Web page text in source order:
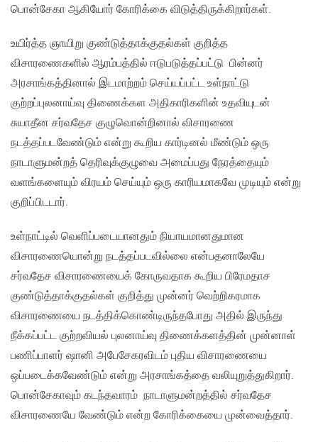
பொன்சேகா ஆகியோர் கோரிக்கை விடுத்திருக்கிறார்கள்.
உயிர்த்த ஞாயிறு குண்டுத்தாக்குதல்கள் குறித்த
விசாரணைகளில் ஆரம்பத்தில் ஈடுபடுத்தப்பட்டு பின்னர்
அரசாங்கத்தினால் இடமாற்றம் செய்யப்பட்ட உள்நாட்டு
குற்றப்புலனாய்வு திணைக்கள அதிகாரிகளின் உதவியுடன்
சுயாதீன சர்வதேச குழுவொன்றினால் விசாரணை
நடத்தப்படவேண்டும் என்று கூறிய கார்டினல் மீண்டும் ஒரு
நாடாளுமன்றத் தெரிவுக்குழுவை அமைப்பது நேரத்தையும்
வளங்களையும் விரயம் செய்யும் ஒரு காரியமாகவே முடியும் என்று
குறிப்பிடடார்.
உள்நாட்டில் வெளிப்படையானதும் நியாயமானதுமான
விசாரணையொன்று நடத்தப்படவில்லை என்பதனாலேயே
சர்வதேச விசாரணையைக் கோருவதாக கூறிய பிரேமதாச
குண்டுத்தாக்குதல்கள் குறித்து முன்னர் வெற்றிகரமாக
விசாரணையை நடத்திக்கொண்டிருந்தபோது அதில் இருந்து
நீக்கப்பட்ட குற்றவியல் புலனாய்வு திணைக்களத்தின் முன்னாள்
பணிப்பாளர் ஷானி அபேசேகரவிடம் புதிய விசாரணையை
ஒப்படைக்கவேண்டும் என்று அரசாங்கத்தை வலியுறுத்துகிறார்.
பொன்சேகாவும் கடந்தவாரம் நாடாளுமன்றத்தில் சர்வதேச
விசாரணையே வேண்டும் என்ற கோரிக்கையை முன்வைத்தார்.